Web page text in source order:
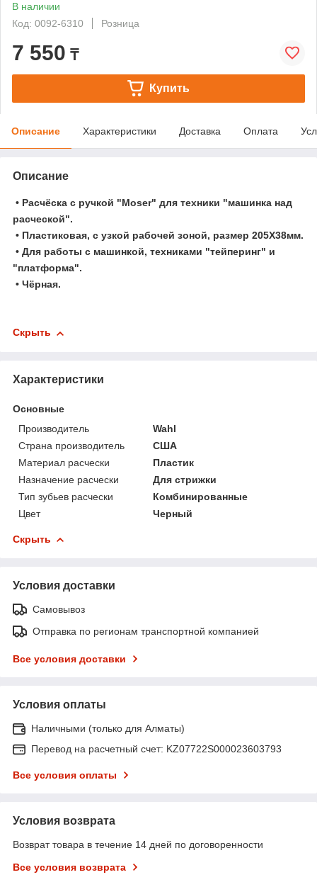
В наличии
Код: 0092-6310
Розница
7 550 ₸
Купить
Описание Характеристики Доставка Оплата
Описание
• Расчёска с ручкой "Moser" для техники "машинка над
расческой".
• Пластиковая, с узкой рабочей зоной, размер 205Х38мм.
• Для работы с машинкой, техниками "тейперинг" и
"платформа".
• Чёрная.
Скрыть
Характеристики
Основные
Производитель
Wahl
Страна производитель
США
Материал расчески
Пластик
Назначение расчески
Для стрижки
Тип зубьев расчески
Комбинированные
Цвет
Черный
Скрыть
Условия доставки
Самовывоз
Отправка по регионам транспортной компанией
Все условия доставки
Условия оплаты
Наличными (только для Алматы)
Перевод на расчетный счет: KZ07722S000023603793
Все условия оплаты
Условия возврата
Возврат товара в течение 14 дней по договоренности
Все условия возврата